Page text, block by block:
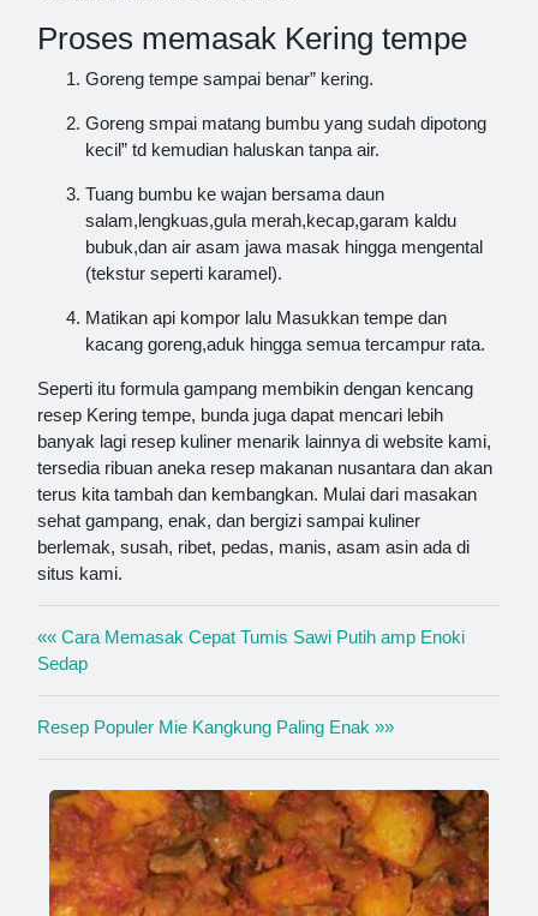
Proses memasak Kering tempe
Goreng tempe sampai benar” kering.
Goreng smpai matang bumbu yang sudah dipotong
kecil” td kemudian haluskan tanpa air.
Tuang bumbu ke wajan bersama daun
salam,lengkuas,gula merah,kecap,garam kaldu
bubuk,dan air asam jawa masak hingga mengental
(tekstur seperti karamel).
Matikan api kompor lalu Masukkan tempe dan
kacang goreng,aduk hingga semua tercampur rata.
Seperti itu formula gampang membikin dengan kencang
resep Kering tempe, bunda juga dapat mencari lebih
banyak lagi resep kuliner menarik lainnya di website kami,
tersedia ribuan aneka resep makanan nusantara dan akan
terus kita tambah dan kembangkan. Mulai dari masakan
sehat gampang, enak, dan bergizi sampai kuliner
berlemak, susah, ribet, pedas, manis, asam asin ada di
situs kami.
«« Cara Memasak Cepat Tumis Sawi Putih amp Enoki
Sedap
Resep Populer Mie Kangkung Paling Enak »»